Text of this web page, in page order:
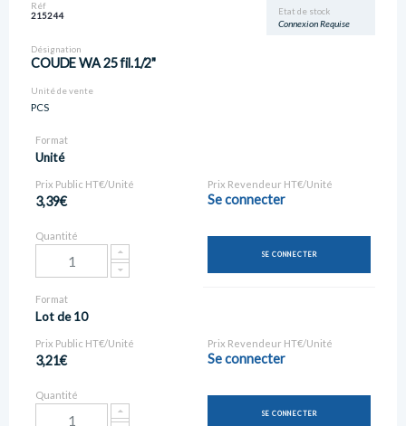
Etat de stock
Connexion Requise
Réf
215244
Désignation
COUDE WA 25 fil.1/2"
Unité de vente
PCS
Format
Unité
Prix Public HT€/Unité
3,39€
Prix Revendeur HT€/Unité
Se connecter
Quantité
SE CONNECTER
Format
Lot de 10
Prix Public HT€/Unité
3,21€
Prix Revendeur HT€/Unité
Se connecter
Quantité
SE CONNECTER